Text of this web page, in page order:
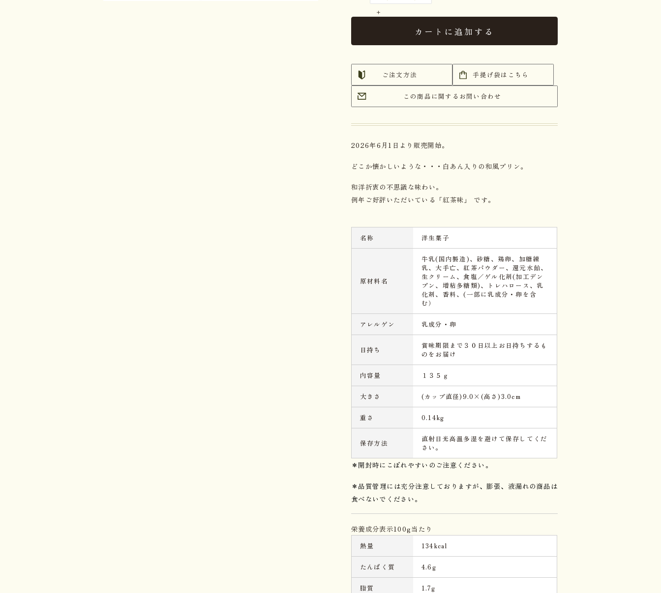
カートに追加する
ご注文方法 手提げ袋はこちら
この商品に関するお問い合わせ
2026年6月1日より販売開始。
どこか懐かしいような・・・白あん入りの和風プリン。
和洋折衷の不思議な味わい。
例年ご好評いただいている「紅茶味」 です。
名称 洋生菓子
原材料名
牛乳(国内製造)、砂糖、鶏卵、加糖練
乳、大手亡、紅茶パウダー、還元水飴、
生クリーム、食塩／ゲル化剤(加工デン
プン、増粘多糖類)、トレハロース、乳
化剤、香料、(一部に乳成分・卵を含
む）
アレルゲン 乳成分・卵
日持ち
賞味期限まで３０日以上お日持ちするも
のをお届け
内容量 １３５ｇ
大きさ (カップ直径)9.0×(高さ)3.0cm
重さ 0.14kg
保存方法
直射日光高温多湿を避けて保存してくだ
さい。
＊開封時にこぼれやすいのご注意ください。
＊品質管理には充分注意しておりますが、膨張、液漏れの商品は
食べないでください。
栄養成分表示100g当たり
熱量 134kcal
たんぱく質 4.6g
脂質 1.7g